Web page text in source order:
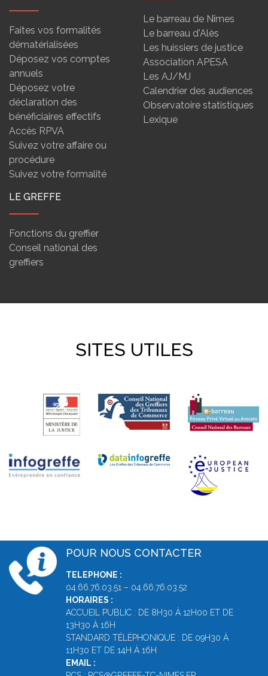
Faites vos formalités
dématérialisées
Déposez vos comptes
annuels
Déposez votre
déclaration des
bénéficiaires effectifs
Accès RPVA
Suivez votre affaire ou
procédure
Suivez votre formalité
Le barreau de Nîmes
Le barreau d'Alès
Les huissiers de justice
Association APESA
Les AJ/MJ
Calendrier des audiences
Observatoire statistiques
Lexique
LE GREFFE
Fonctions du greffier
Conseil national des
greffiers
SITES UTILES
POUR NOUS CONTACTER
TELEPHONE :
04.66.76.03.51 – 04.66.76.03.52
HORAIRES :
ACCUEIL PUBLIC : DE 8H30 À 12H00 ET DE
13H30 À 16H
STANDARD TÉLÉPHONIQUE : DE 09H30 À
11H30 ET DE 14H À 16H
EMAIL :